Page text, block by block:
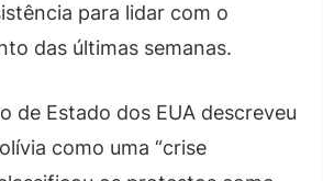
para lidar com o
das últimas semanas.
de Estado dos EUA descreveu
como uma “crise